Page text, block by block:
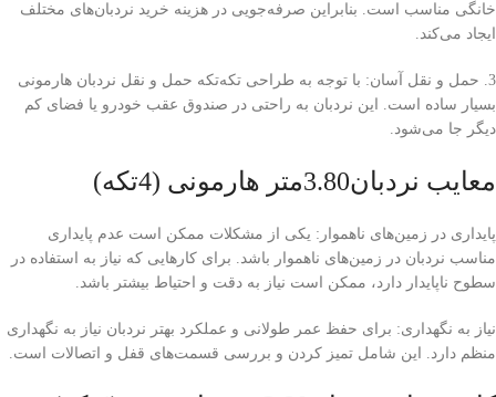
خانگی مناسب است. بنابراین صرفه‌جویی در هزینه خرید نردبان‌های مختلف
ایجاد می‌کند.
3. حمل و نقل آسان: با توجه به طراحی تکه‌تکه حمل و نقل نردبان هارمونی
بسیار ساده است. این نردبان به راحتی در صندوق عقب خودرو یا فضای کم
دیگر جا می‌شود.
معایب نردبان3.80متر هارمونی (4تکه)
پایداری در زمین‌های ناهموار: یکی از مشکلات ممکن است عدم پایداری
مناسب نردبان در زمین‌های ناهموار باشد. برای کارهایی که نیاز به استفاده در
سطوح ناپایدار دارد، ممکن است نیاز به دقت و احتیاط بیشتر باشد.
نیاز به نگهداری: برای حفظ عمر طولانی و عملکرد بهتر نردبان نیاز به نگهداری
منظم دارد. این شامل تمیز کردن و بررسی قسمت‌های قفل و اتصالات است.